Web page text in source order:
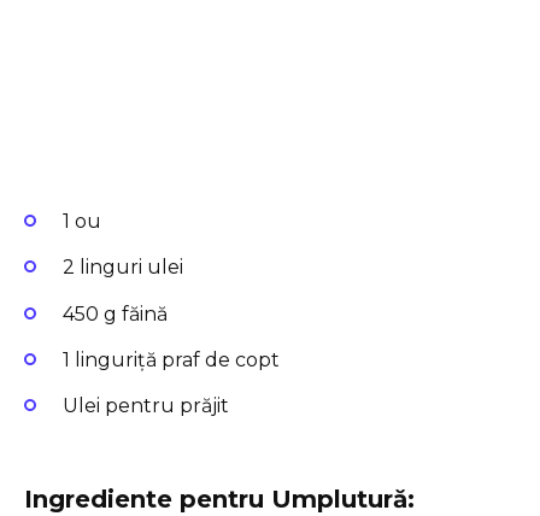
1 ou
2 linguri ulei
450 g făină
1 linguriță praf de copt
Ulei pentru prăjit
Ingrediente pentru Umplutură: